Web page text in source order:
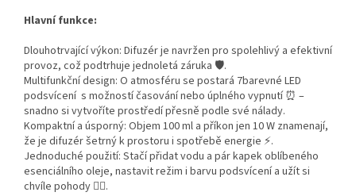
Hlavní funkce:
Dlouhotrvající výkon: Difuzér je navržen pro spolehlivý a efektivní
provoz, což podtrhuje jednoletá záruka 🛡️.
Multifunkční design: O atmosféru se postará 7barevné LED
podsvícení s možností časování nebo úplného vypnutí ⏰ –
snadno si vytvoříte prostředí přesně podle své nálady.
Kompaktní a úsporný: Objem 100 ml a příkon jen 10 W znamenají,
že je difuzér šetrný k prostoru i spotřebě energie ⚡.
Jednoduché použití: Stačí přidat vodu a pár kapek oblíbeného
esenciálního oleje, nastavit režim i barvu podsvícení a užít si
chvíle pohody 🧘‍♀️.